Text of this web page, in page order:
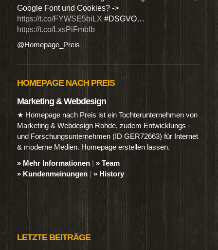
Google Font und Cookies? ->
https://t.co/FYWSE5biLX #DSGVO…
https://t.co/LxsPiFmbIb
@Homepage_Preis
HOMEPAGE NACH PREIS
Marketing & Webdesign
★ Homepage nach Preis ist ein Tochterunternehmen von
Marketing & Webdesign Rohde, zudem Entwicklungs -
und Forschungsunternehmen (ID GER72663) für Internet
& moderne Medien. Homepage erstellen lassen.
» Mehr Informationen | » Team
» Kundenmeinungen | » History
LETZTE BEITRÄGE